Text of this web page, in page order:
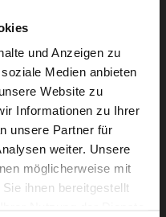
und Anzeigen zu
Medien anbieten
Website zu
Informationen zu Ihrer
unsere Partner für
weiter. Unsere
möglicherweise mit
ihnen bereitgestellt